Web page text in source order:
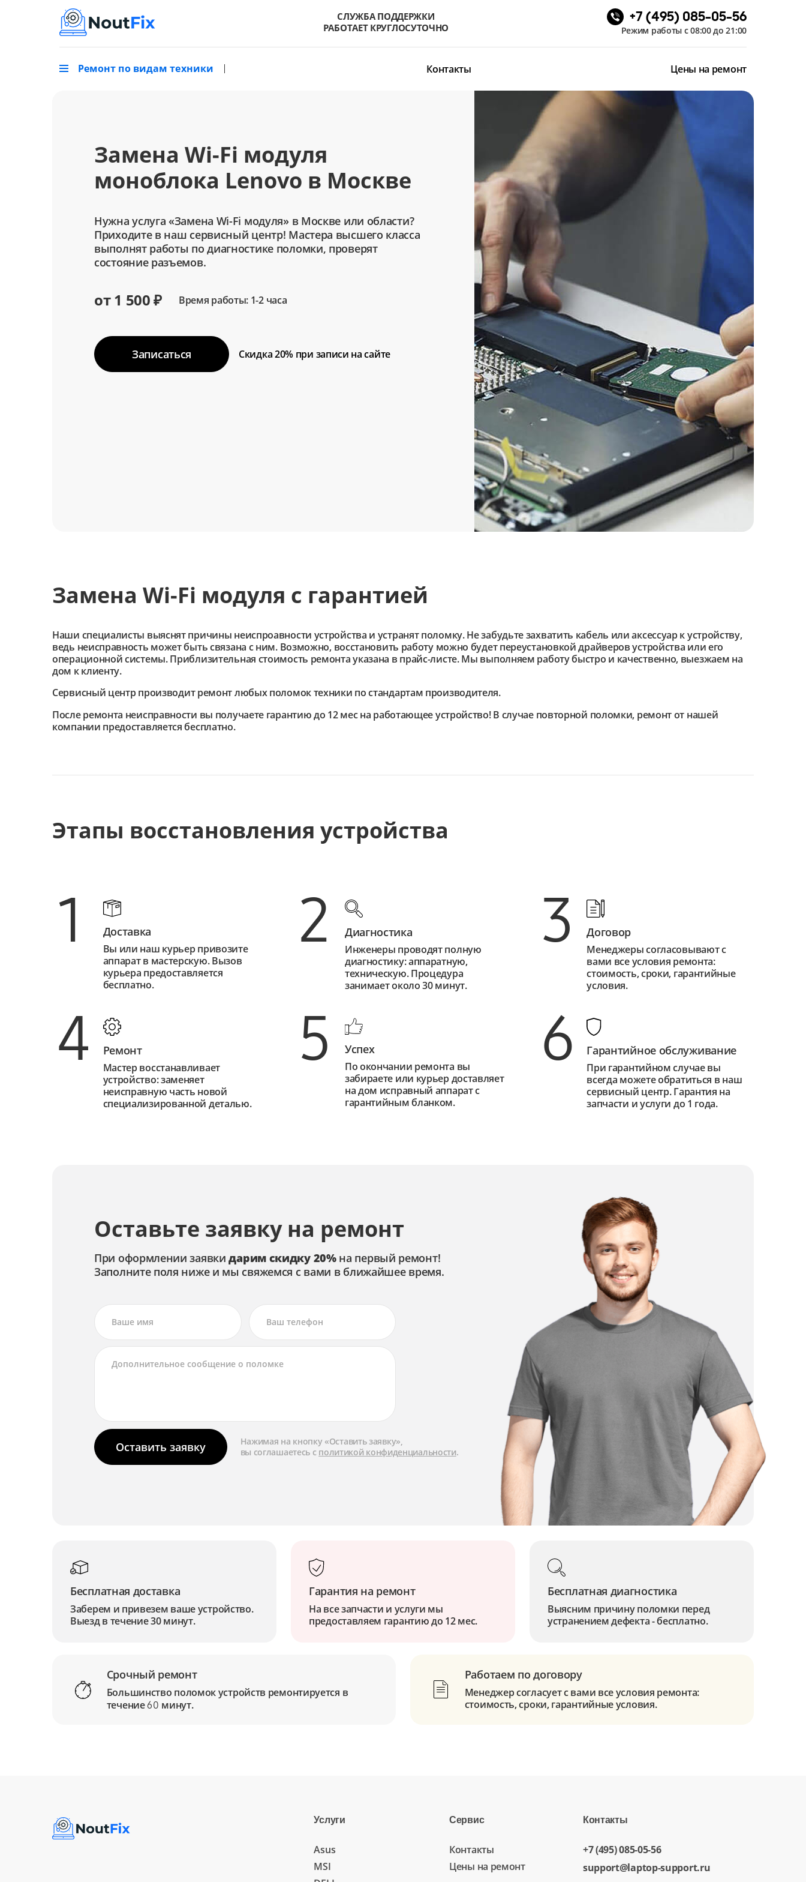
СЛУЖБА ПОДДЕРЖКИ
РАБОТАЕТ КРУГЛОСУТОЧНО
+7 (495) 085-05-56
Режим работы с 08:00 до 21:00
Ремонт по видам техники Контакты Цены на ремонт
Замена Wi-Fi модуля
моноблока Lenovo в Москве
Нужна услуга «Замена Wi-Fi модуля» в Москве или области?
Приходите в наш сервисный центр! Мастера высшего класса
выполнят работы по диагностике поломки, проверят
состояние разъемов.
от 1 500 ₽ Время работы: 1-2 часа
Записаться Скидка 20% при записи на сайте
Замена Wi-Fi модуля с гарантией
Наши специалисты выяснят причины неиспроавности устройства и устранят поломку. Не забудьте захватить кабель или аксессуар к устройству,
ведь неисправность может быть связана с ним. Возможно, восстановить работу можно будет переустановкой драйверов устройства или его
операционной системы. Приблизительная стоимость ремонта указана в прайс-листе. Мы выполняем работу быстро и качественно, выезжаем на
дом к клиенту.
Сервисный центрпроизводит ремонт любых поломок техники по стандартам производителя.
После ремонта неисправности вы получаете гарантию до 12 мес на работающее устройство! В случае повторной поломки, ремонт от нашей
компании предоставляется бесплатно.
Этапы восстановления устройства
1 Доставка
Вы или наш курьер привозите
аппарат в мастерскую. Вызов
курьера предоставляется
бесплатно.
2 Диагностика
Инженеры проводят полную
диагностику: аппаратную,
техническую. Процедура
занимает около 30 минут.
3 Договор
Менеджеры согласовывают с
вами все условия ремонта:
стоимость, сроки, гарантийные
условия.
4 Ремонт
Мастер восстанавливает
устройство: заменяет
неисправную часть новой
специализированной деталью.
5 Успех
По окончании ремонта вы
забираете или курьер доставляет
на дом исправный аппарат с
гарантийным бланком.
6 Гарантийное обслуживание
При гарантийном случае вы
всегда можете обратиться в наш
сервисный центр. Гарантия на
запчасти и услуги до 1 года.
Оставьте заявку на ремонт
При оформлении заявкидарим скидку 20%на первый ремонт!
Заполните поля ниже и мы свяжемся с вами в ближайшее время.
Оставить заявку
Нажимая на кнопку «Оставить заявку»,
вы соглашаетесь с политикой конфиденциальности.
Бесплатная доставка
Заберем и привезем ваше устройство.
Выезд в течение 30 минут.
Гарантия на ремонт
На все запчасти и услуги мы
предоставляем гарантию до 12 мес.
Бесплатная диагностика
Выясним причину поломки перед
устранением дефекта - бесплатно.
Срочный ремонт
Большинство поломок устройств ремонтируется в
течение 60 минут.
Работаем по договору
Менеджер согласует с вами все условия ремонта:
стоимость, сроки, гарантийные условия.
Услуги
Asus
MSI
Сервис
Контакты
Цены на ремонт
Контакты
+7 (495) 085-05-56
support@laptop-support.ru